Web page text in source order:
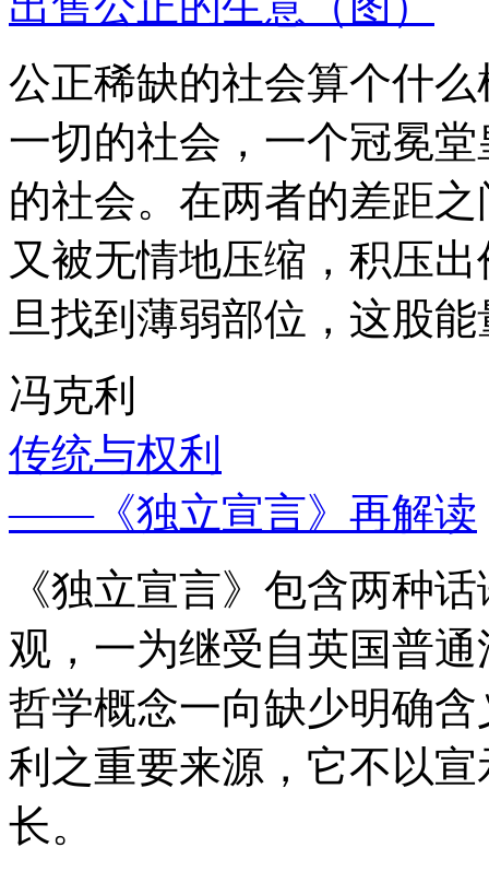
公正稀缺的社会算个什
一切的社会，一个冠冕
的社会。在两者的差距
又被无情地压缩，积压
旦找到薄弱部位，这股
冯克利
传统与权利
——《独立宣言》再解读
《独立宣言》包含两种
观，一为继受自英国普
哲学概念一向缺少明确
利之重要来源，它不以
长。